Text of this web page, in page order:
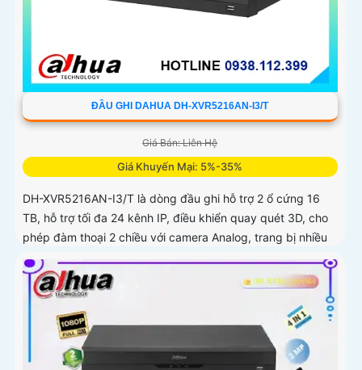
ĐẦU GHI DAHUA DH-XVR5216AN-I3/T
Giá Bán: Liên Hệ
Giá Khuyến Mại: 5%-35%
DH-XVR5216AN-I3/T là dòng đầu ghi hỗ trợ 2 ổ cứng 16
TB, hỗ trợ tối đa 24 kênh IP, điều khiển quay quét 3D, cho
phép đàm thoại 2 chiều với camera Analog, trang bị nhiều
tính năng thông minh AcuPick, SMD Plus, SMD IP và IVS,
hỗ trợ phát hiện và nhận diện khuôn mặt, tối ưu giám sát và
báo động giả